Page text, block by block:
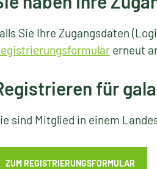
Sie Ihre Zugangsdaten
erneut
für
sind Mitglied in einem
ZUM REGISTRIERUNGSFORMULAR